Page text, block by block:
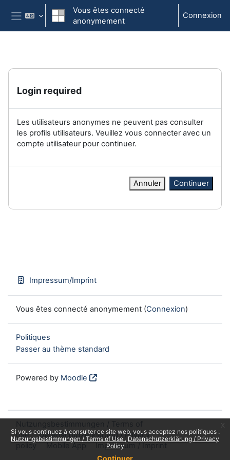
Passer au contenu principal
Si vous continuez à consulter ce site web, vous acceptez nos politiques :
Nutzungsbestimmungen / Terms of Use
Datenschutzerklärung / Privacy
Policy
Continuer
Panneau latéral
Vous êtes connecté
anonymement
Connexion
Login required
Les utilisateurs anonymes ne peuvent pas consulter
les profils utilisateurs. Veuillez vous connecter avec un
compte utilisateur pour continuer.
Annuler Continuer
Impressum/Imprint
Vous êtes connecté anonymement (Connexion)
Politiques
Passer au thème standard
Powered by Moodle
use
Datenschutzerklärung / Privacy
policy
Mobile App Impressum / Imprint